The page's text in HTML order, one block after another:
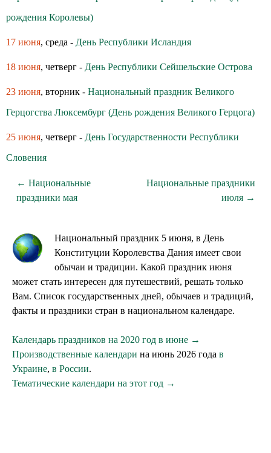
рождения Королевы)
17 июня, среда - День Республики Исландия
18 июня, четверг - День Республики Сейшельские Острова
23 июня, вторник - Национальный праздник Великого
Герцогства Люксембург (День рождения Великого Герцога)
25 июня, четверг - День Государственности Республики
Словения
← Национальные
праздники мая
Национальные праздники
июля →
Национальный праздник 5 июня, в День
Конституции Королевства Дания имеет свои
обычаи и традиции. Какой праздник июня
может стать интересен для путешествий, решать только
Вам. Список государственных дней, обычаев и традиций,
факты и праздники стран в национальном календаре.
Календарь праздников на 2020 год в июне →
Производственные календари на июнь 2026 года в
Украине, в России.
Тематические календари на этот год →